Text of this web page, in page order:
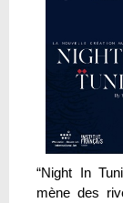
“Night In
mène des